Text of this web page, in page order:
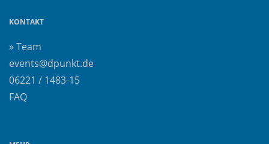
KONTAKT
» Team
events@dpunkt.de
06221 / 1483-15
FAQ